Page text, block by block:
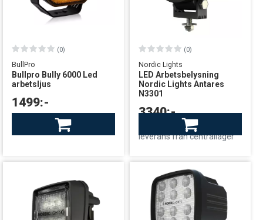
BullPro
Bullpro Bully 6000 Led
arbetsljus
(0)
1499:-
Finns i lager
leverans från Sverige
Nordic Lights
LED Arbetsbelysning
Nordic Lights Antares
N3301
(0)
3340:-
Beställningsvara
leverans från centrallager